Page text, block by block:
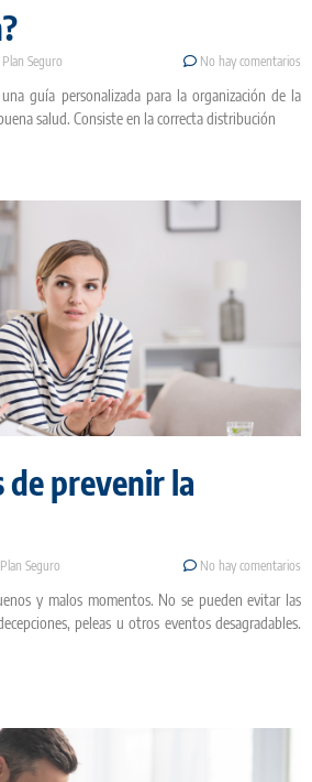
Plan Seguro No hay comentarios
guía personalizada para la organización de la
salud. Consiste en la correcta distribución
de prevenir la
Plan Seguro No hay comentarios
y malos momentos. No se pueden evitar las
peleas u otros eventos desagradables.